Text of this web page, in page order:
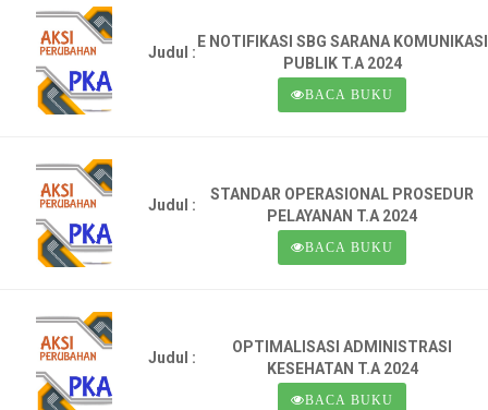
Judul :
E NOTIFIKASI SBG SARANA KOMUNIKASI
PUBLIK T.A 2024
BACA BUKU
Judul :
STANDAR OPERASIONAL PROSEDUR
PELAYANAN T.A 2024
BACA BUKU
Judul :
OPTIMALISASI ADMINISTRASI
KESEHATAN T.A 2024
BACA BUKU